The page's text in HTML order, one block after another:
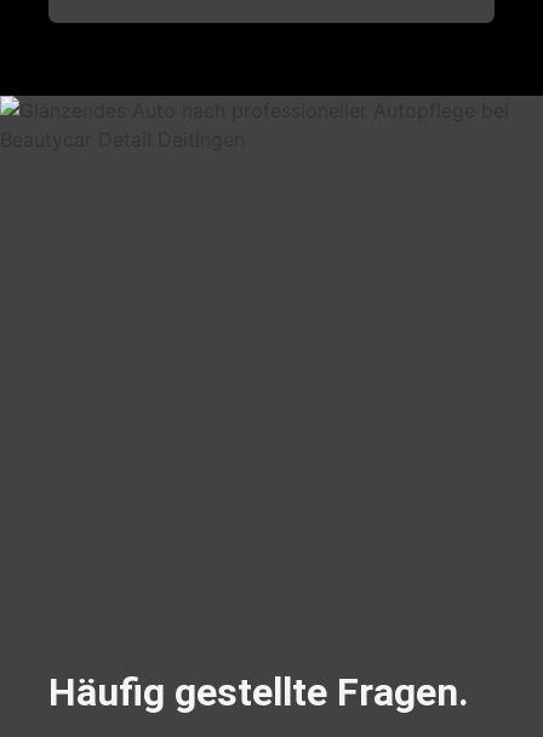
Häufig gestellte Fragen.